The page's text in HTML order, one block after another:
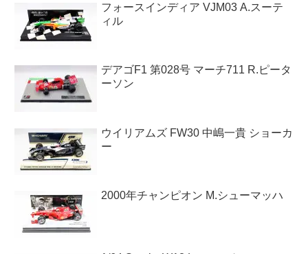
フォースインディア VJM03 A.スーテ
ィル
デアゴF1 第028号 マーチ711 R.ピータ
ーソン
ウイリアムズ FW30 中嶋一貴 ショーカ
ー
2000年チャンピオン M.シューマッハ